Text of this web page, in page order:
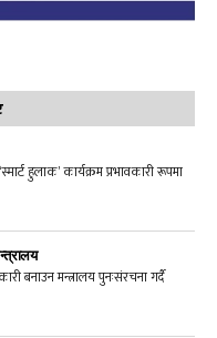
हुलाक’ कार्यक्रम प्रभावकारी रूपमा
बनाउन मन्त्रालय पुनःसंरचना गर्दै